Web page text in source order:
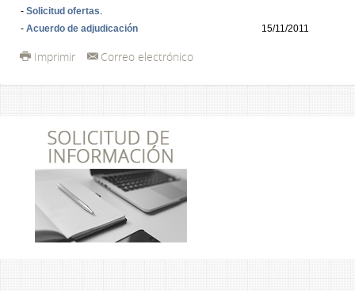
- Solicitud ofertas.
- Acuerdo de adjudicación 15/11/2011
Imprimir Correo electrónico